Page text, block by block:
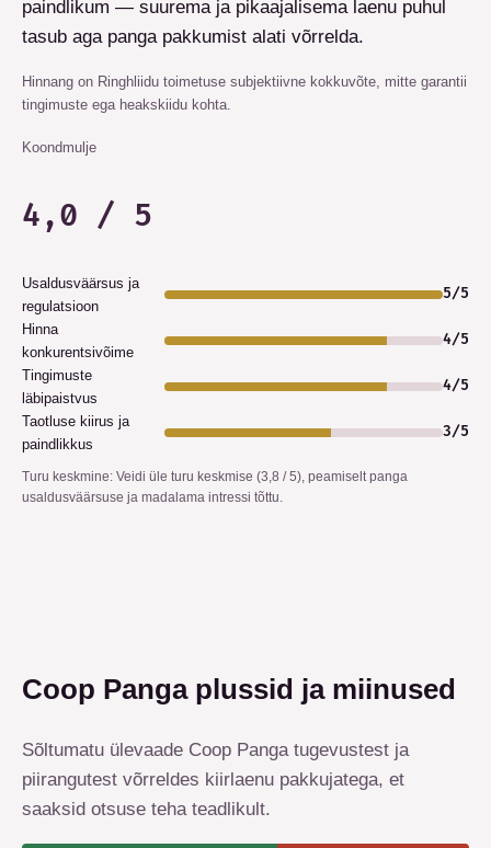
paindlikum — suurema ja pikaajalisema laenu puhul
tasub aga panga pakkumist alati võrrelda.
Hinnang on Ringhliidu toimetuse subjektiivne kokkuvõte, mitte garantii
tingimuste ega heakskiidu kohta.
Koondmulje
4,0 / 5
Usaldusväärsus ja
regulatsioon
5/5
Hinna
konkurentsivõime
4/5
Tingimuste
läbipaistvus
4/5
Taotluse kiirus ja
paindlikkus
3/5
Turu keskmine: Veidi üle turu keskmise (3,8 / 5), peamiselt panga
usaldusväärsuse ja madalama intressi tõttu.
Coop Panga plussid ja miinused
Sõltumatu ülevaade Coop Panga tugevustest ja
piirangutest võrreldes kiirlaenu pakkujatega, et
saaksid otsuse teha teadlikult.